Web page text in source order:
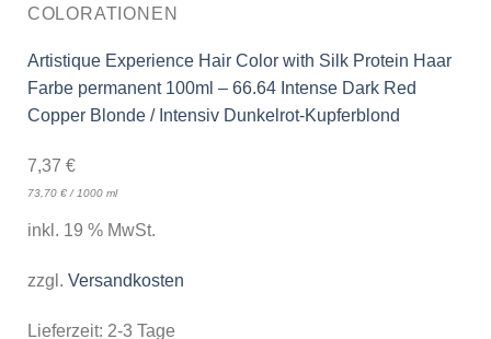
COLORATIONEN
Artistique Experience Hair Color with Silk Protein Haar
Farbe permanent 100ml – 66.64 Intense Dark Red
Copper Blonde / Intensiv Dunkelrot-Kupferblond
7,37 €
73,70 €/ 1000 ml
inkl. 19 % MwSt.
zzgl. Versandkosten
Lieferzeit: 2-3 Tage